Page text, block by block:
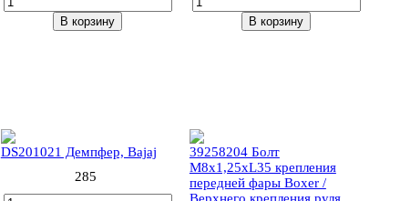
В корзину В корзину
DS201021 Демпфер, Bajaj
285
39258204 Болт
М8х1,25хL35 крепления
передней фары Boxer /